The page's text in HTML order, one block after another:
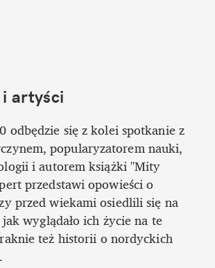
artyści
odbędzie się z kolei spotkanie z
popularyzatorem nauki,
i autorem książki "Mity
przedstawi opowieści o
przed wiekami osiedlili się na
wyglądało ich życie na te
też historii o nordyckich